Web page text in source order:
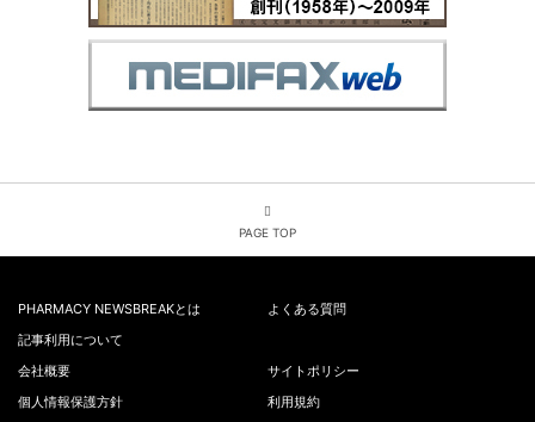
PAGE TOP
PHARMACY NEWSBREAKとは
よくある質問
記事利用について
会社概要
サイトポリシー
個人情報保護方針
利用規約